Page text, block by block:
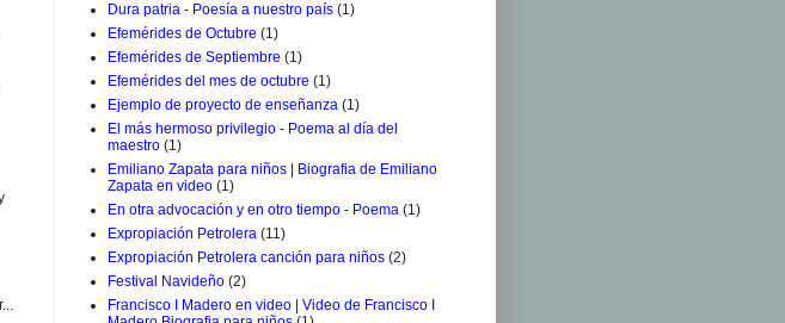
Dura patria - Poesía a nuestro país (1)
Efemérides de Octubre (1)
Efemérides de Septiembre (1)
Efemérides del mes de octubre (1)
Ejemplo de proyecto de enseñanza (1)
El más hermoso privilegio - Poema al día del
maestro (1)
Emiliano Zapata para niños | Biografia de Emiliano
Zapata en video (1)
En otra advocación y en otro tiempo - Poema (1)
Expropiación Petrolera (11)
Expropiación Petrolera canción para niños (2)
Festival Navideño (2)
Francisco I Madero en video | Video de Francisco I